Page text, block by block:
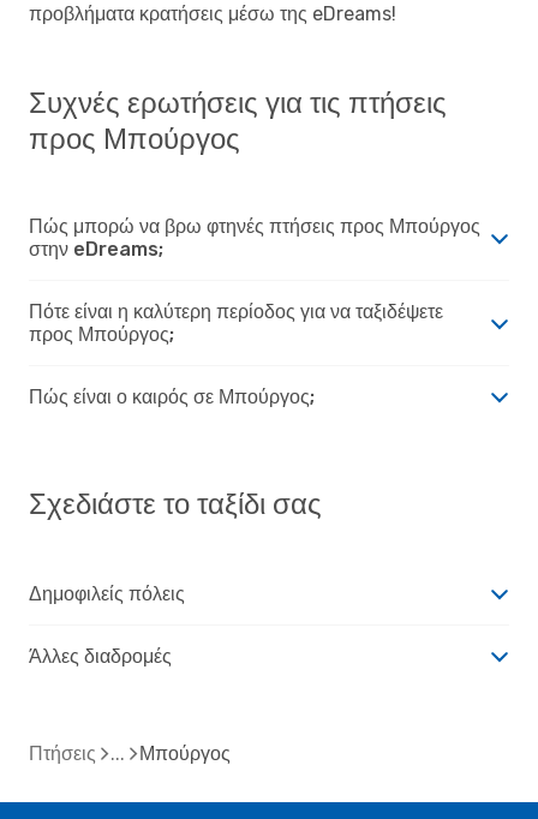
προβλήματα κρατήσεις μέσω της eDreams!
Συχνές ερωτήσεις για τις πτήσεις
προς Μπούργος
Πώς μπορώ να βρω φτηνές πτήσεις προς Μπούργος
στην eDreams;
Πότε είναι η καλύτερη περίοδος για να ταξιδέψετε
προς Μπούργος;
Πώς είναι ο καιρός σε Μπούργος;
Σχεδιάστε το ταξίδι σας
Δημοφιλείς πόλεις
Άλλες διαδρομές
Πτήσεις Μπούργος